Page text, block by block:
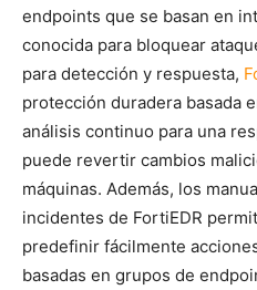
endpoints que se basan en
conocida para bloquear
para detección y respuesta,
protección duradera basada
análisis continuo para una
puede revertir cambios
máquinas. Además, los
incidentes de FortiEDR
predefinir fácilmente
basadas en grupos de